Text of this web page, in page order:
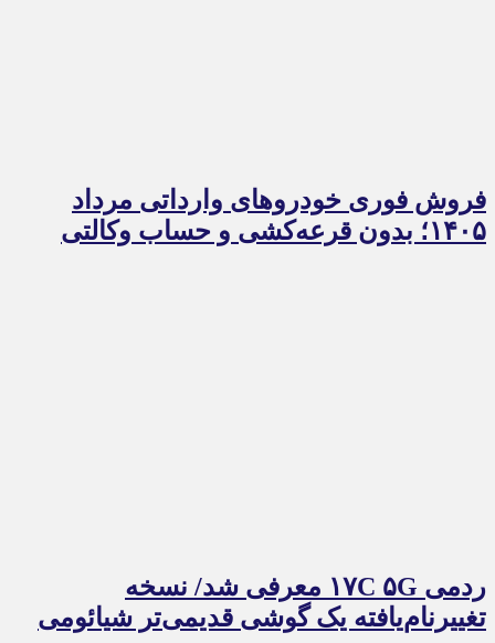
فروش فوری خودروهای وارداتی مرداد
۱۴۰۵؛ بدون قرعه‌کشی و حساب وکالتی
ردمی ۱۷C ۵G معرفی شد/ نسخه
تغییرنام‌یافته یک گوشی قدیمی‌تر شیائومی